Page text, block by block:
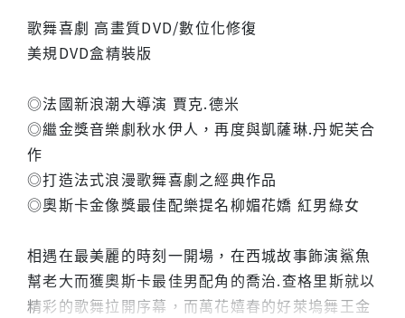
歌舞喜劇 高畫質DVD/數位化修復
美規DVD盒精裝版
◎法國新浪潮大導演 賈克.德米
◎繼金獎音樂劇秋水伊人，再度與凱薩琳.丹妮芙合
作
◎打造法式浪漫歌舞喜劇之經典作品
◎奧斯卡金像獎最佳配樂提名柳媚花嬌 紅男綠女
相遇在最美麗的時刻一開場，在西城故事飾演鯊魚
幫老大而獲奧斯卡最佳男配角的喬治.查格里斯就以
精彩的歌舞拉開序幕，而萬花嬉春的好萊塢舞王金